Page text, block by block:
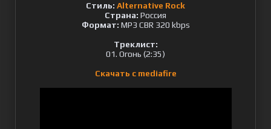
Стиль: Alternative Rock
Страна: Россия
Формат: MP3 CBR 320 kbps
Треклист:
01. Огонь (2:35)
Скачать с mediafire